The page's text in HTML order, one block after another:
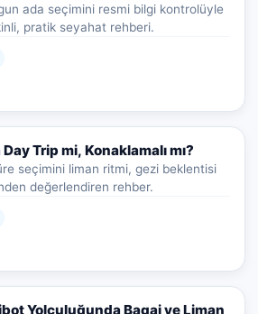
ada seçimini resmi bilgi kontrolüyle
pratik seyahat rehberi.
Trip mi, Konaklamalı mı?
seçimini liman ritmi, gezi beklentisi
değerlendiren rehber.
Yolculuğunda Bagaj ve Liman